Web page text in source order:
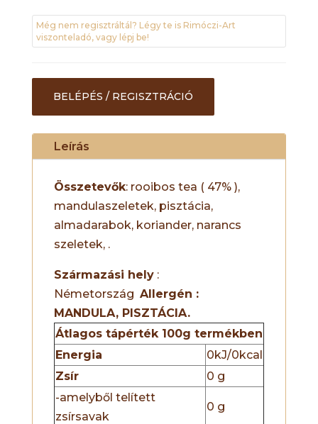
Még nem regisztráltál? Légy te is Rimóczi-Art
viszonteladó, vagy lépj be!
BELÉPÉS / REGISZTRÁCIÓ
Leírás
Összetevők: rooibos tea ( 47% ),
mandulaszeletek, pisztácia,
almadarabok, koriander, narancs
szeletek, .
Származási hely:
Németország Allergén :
MANDULA, PISZTÁCIA.
Átlagos tápérték 100g termékben
Energia
0kJ/0kcal
Zsír
0 g
-amelyből telített
zsírsavak
0 g